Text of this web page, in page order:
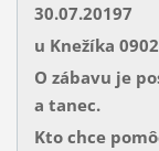
30.07.20197
u Knežíka
O zábavu je
a tanec.
Kto chce